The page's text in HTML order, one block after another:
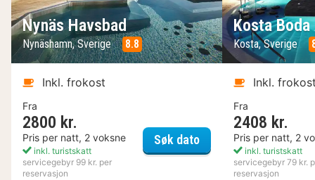
Nynäs Havsbad
Nynäshamn, Sverige 8.8
Inkl. frokost
Fra
2800 kr.
Pris per natt, 2 voksne
inkl. turistskatt
servicegebyr 99 kr. per
reservasjon
Søk datoNynäs Havsbad
Kosta
Kosta, Sverige
Inkl.
Fra
2408 kr.
Pris per natt, 2
inkl. turistskatt
servicegebyr 79 kr.
reservasjon